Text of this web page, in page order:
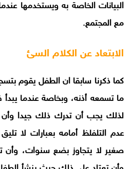
البيانات الخاصة به ويستخدمها
مع المجتمع.
الابتعاد عن الكلام السئ
كما ذكرنا سابقا ان الطفل يقوم
ما تسمعه أذنه، وبخاصة عندما
لذلك يجب أن تدرك ذلك جيدا
عدم التلفلظ أمامه بعبارات لا
صغير لا يتجاوز بضع سنوات، وأن